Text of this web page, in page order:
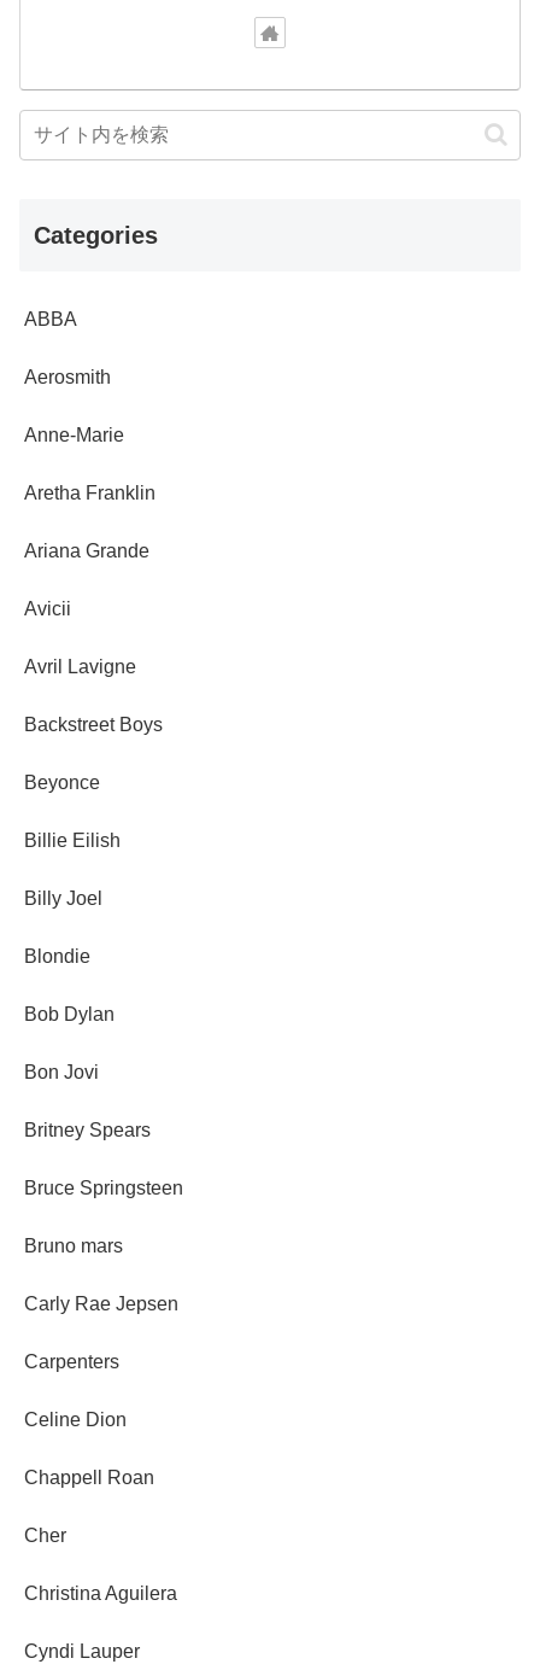
Categories
ABBA
Aerosmith
Anne-Marie
Aretha Franklin
Ariana Grande
Avicii
Avril Lavigne
Backstreet Boys
Beyonce
Billie Eilish
Billy Joel
Blondie
Bob Dylan
Bon Jovi
Britney Spears
Bruce Springsteen
Bruno mars
Carly Rae Jepsen
Carpenters
Celine Dion
Chappell Roan
Cher
Christina Aguilera
Cyndi Lauper